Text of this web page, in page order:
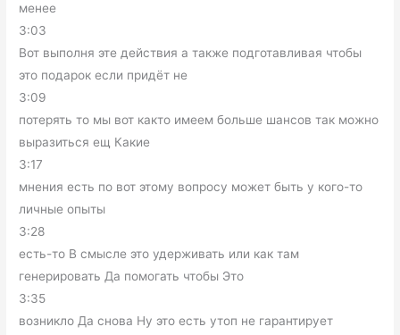
менее
3:03
Вот выполня эте действия а также подготавливая чтобы
это подарок если придёт не
3:09
потерять то мы вот както имеем больше шансов так можно
выразиться ещ Какие
3:17
мнения есть по вот этому вопросу может быть у кого-то
личные опыты
3:28
есть-то В смысле это удерживать или как там
генерировать Да помогать чтобы Это
3:35
возникло Да снова Ну это есть утоп не гарантирует